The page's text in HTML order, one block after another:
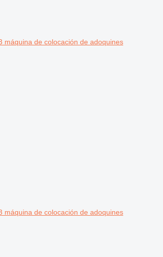
máquina de colocación de adoquines
máquina de colocación de adoquines